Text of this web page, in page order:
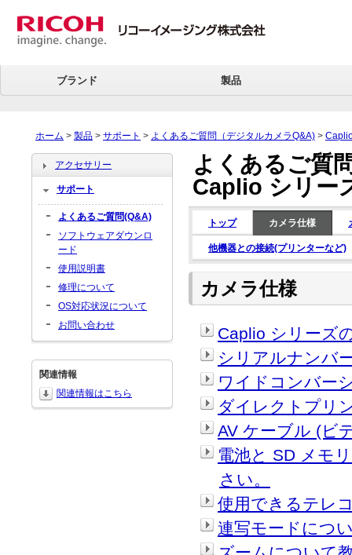
ブランド 製品
ホーム > 製品 > サポート > よくあるご質問（デジタルカメラQ&A) >
よくあるご質
Caplio シリー
トップ カメラ仕様
他機器との接続(プリンターなど)
カメラ仕様
Caplio シリーズ
シリアルナンバ
ワイドコンバー
ダイレクトプリ
AV ケーブル (ビ
電池と SD メモ
さい。
使用できるテレ
連写モードにつ
アクセサリー
サポート
よくあるご質問(Q&A)
ソフトウェアダウンロ
ード
使用説明書
修理について
OS対応状況について
お問い合わせ
関連情報
関連情報はこちら